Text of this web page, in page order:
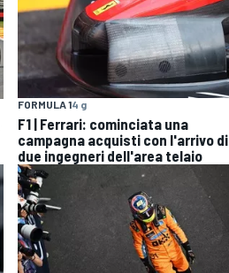
FORMULA 14 g
F1 | Ferrari: cominciata una
campagna acquisti con l'arrivo di
due ingegneri dell'area telaio